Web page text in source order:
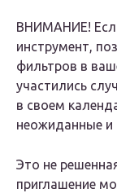
ВНИМАНИЕ!
инструмент,
фильтров в
участились
в своем
неожиданные и
Это не
приглашение